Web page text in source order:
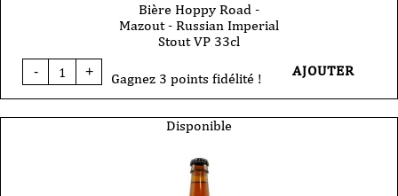
Bière Hoppy Road -
Mazout - Russian Imperial
Stout VP 33cl
-
quantité
de
Road
+ Gagnez 3 points fidélité ! AJOUTER
Disponible